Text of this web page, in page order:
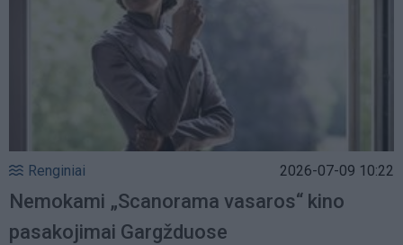
Renginiai 2026-07-09 10:22
Nemokami „Scanorama vasaros“ kino
pasakojimai Gargžduose